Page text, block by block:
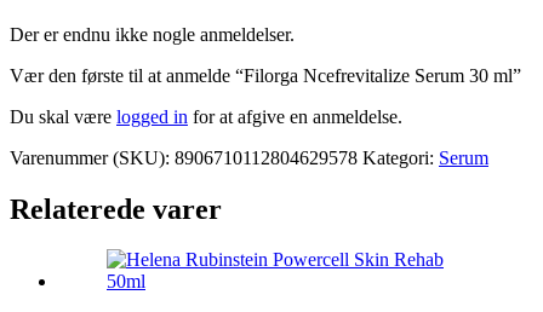
Der er endnu ikke nogle anmeldelser.
Vær den første til at anmelde “Filorga Ncefrevitalize Serum 30 ml”
Du skal være logged in for at afgive en anmeldelse.
Varenummer (SKU): 8906710112804629578 Kategori: Serum
Relaterede varer